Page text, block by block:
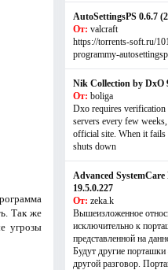
Так же
угрозы
AutoSettingsPS 0.6.7
От: valcraft
https://torrents-soft.ru/
programmy-
Nik Collection by DxO
От: boliga
Dxo requires
servers every few
official site. When it fails
shuts down
Advanced SystemCare
19.5.0.227
От: zeka.k
Вышеизложенное
исключительно к
представленной на
Будут другие
другой разговор.